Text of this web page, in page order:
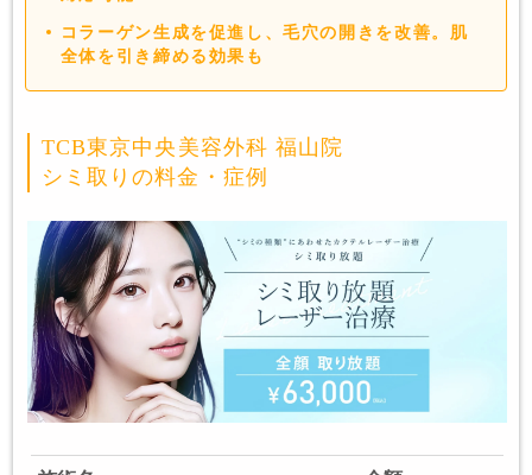
コラーゲン生成を促進し、毛穴の開きを改善。肌
全体を引き締める効果も
TCB東京中央美容外科 福山院
シミ取りの料金・症例